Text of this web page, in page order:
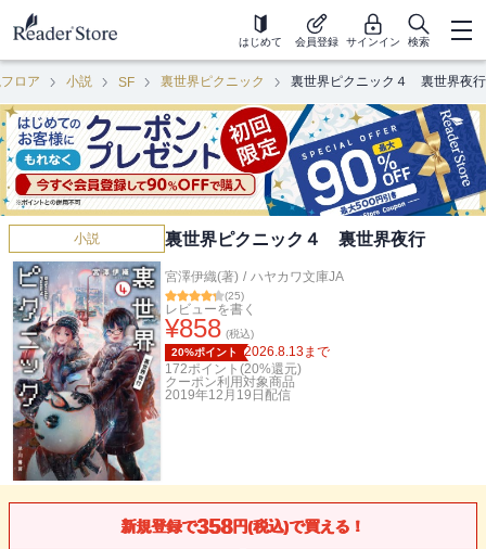
はじめて 会員登録 サインイン 検索
ロア 小説 SF 裏世界ピクニック 裏世界ピクニック４ 裏世界夜行
小説 裏世界ピクニック４ 裏世界夜行
宮澤伊織(著) / ハヤカワ文庫JA
(25)
レビューを書く
¥858 (税込)
20%ポイント
2026.8.13まで
172ポイント(20%還元)
クーポン利用対象商品
2019年12月19日 配信
新規登録で358円(税込)で買える！